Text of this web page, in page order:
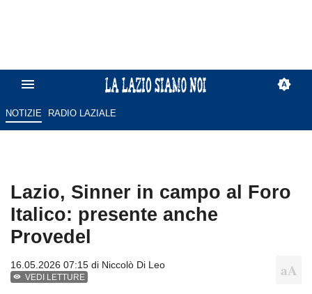
NOTIZIE RADIO LAZIALE
Lazio, Sinner in campo al Foro
Italico: presente anche
Provedel
16.05.2026 07:15 di Niccolò Di Leo
VEDI LETTURE